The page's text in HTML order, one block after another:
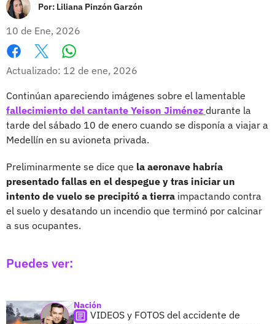
Por: Liliana Pinzón Garzón
10 de Ene, 2026
Facebook
X
Actualizado: 12 de ene, 2026
Continúan apareciendo imágenes sobre el lamentable
fallecimiento del cantante Yeison Jiménez durante la
tarde del sábado 10 de enero cuando se disponía a viajar a
Medellín en su avioneta privada.
Preliminarmente se dice que la aeronave habría
presentado fallas en el despegue y tras iniciar un
intento de vuelo se precipitó a tierra impactando contra
el suelo y desatando un incendio que terminó por calcinar
a sus ocupantes.
Puedes ver:
Nación
VIDEOS y FOTOS del accidente de